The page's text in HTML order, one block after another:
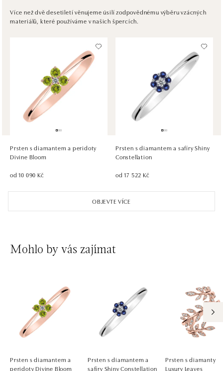
Pribinova 8, 811 09 Bratislava
tel.: +421917090467
HALADA OC Avion, Bratislava
Ivanská cesta 16, 821 04 Bratislava
tel.: +421 917 090 372
dnes otevřeno do 21:00
HALADA OC Eurovea, Bratislava
Pribinova 8, 811 09 Bratislava
dnes otevřeno od 10:00
Více než dvě desetiletí věnujeme úsilí zodpovědnému výběru vzácných
materiálů, které používáme v našich špercích.
OBJEVTE VÍCE
Prsten s diamantem a peridoty
Divine Bloom
od 10 090 Kč
Prsten s diamantem a safíry Shiny
Constellation
od 17 522 Kč
Mohlo by vás zajímat
Prsten s diamantem a
peridoty Divine Bloom
Prsten s diamantem a
safíry Shiny Constellation
Prsten s diamanty
Luxury Leaves